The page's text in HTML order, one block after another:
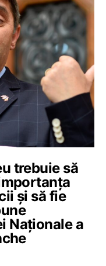
trebuie să
și să fie
Naționale a